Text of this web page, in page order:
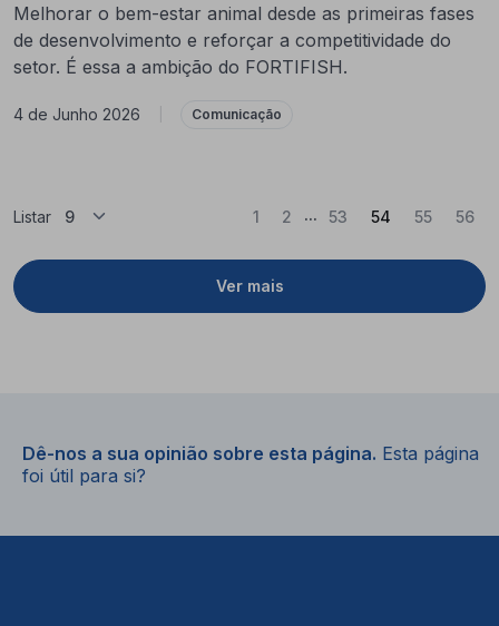
Melhorar o bem-estar animal desde as primeiras fases
de desenvolvimento e reforçar a competitividade do
setor. É essa a ambição do FORTIFISH.
4 de Junho 2026 Comunicação
Listar
Ver mais
1 2 ... 53 54 (Atual)
55 56
Dê-nos a sua opinião sobre esta página. Esta página
foi útil para si?